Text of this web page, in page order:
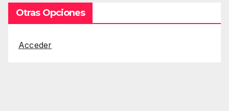
Otras Opciones
Acceder